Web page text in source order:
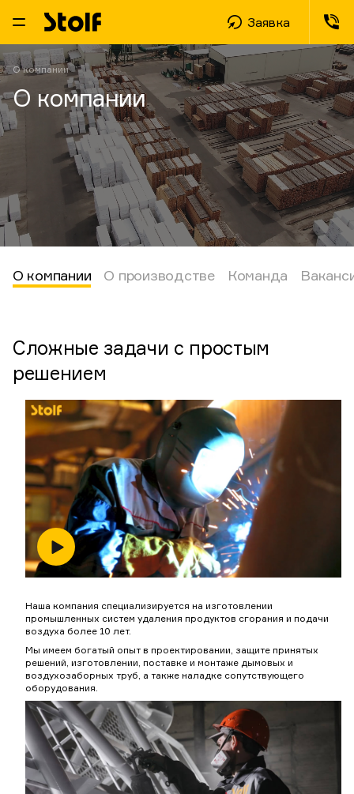
Заявка
О компании
О компании
О компании О производстве Команда
Сложные задачи с простым
решением
Наша компания специализируется на изготовлении
промышленных систем удаления продуктов сгорания и подачи
воздуха более 10 лет.
Мы имеем богатый опыт в проектировании, защите принятых
решений, изготовлении, поставке и монтаже дымовых и
воздухозаборных труб, а также наладке сопутствующего
оборудования.